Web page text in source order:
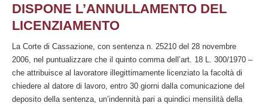
lavoratore
DISPONE L’ANNULLAMENTO DEL
LICENZIAMENTO
La Corte di Cassazione, con sentenza n. 25210 del 28 novembre
2006, nel puntualizzare che il quinto comma dell’art. 18 L. 300/1970 –
che attribuisce al lavoratore illegittimamente licenziato la facoltà di
chiedere al datore di lavoro, entro 30 giorni dalla comunicazione del
deposito della sentenza, un’indennità pari a quindici mensilità della